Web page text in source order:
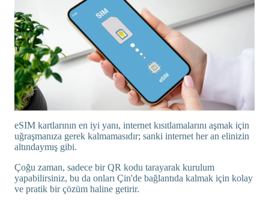
eSIM kartlarının en iyi yanı, internet kısıtlamalarını aşmak için
uğraşmanıza gerek kalmamasıdır; sanki internet her an elinizin
altındaymış gibi.
Çoğu zaman, sadece bir QR kodu tarayarak kurulum
yapabilirsiniz, bu da onları Çin'de bağlantıda kalmak için kolay
ve pratik bir çözüm haline getirir.